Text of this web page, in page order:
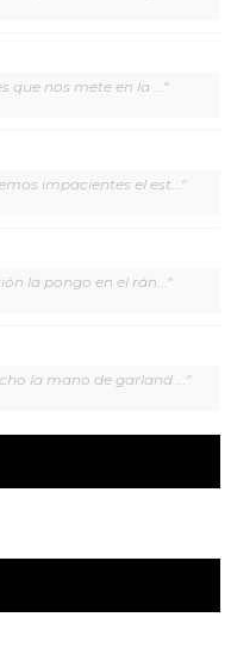
que nos mete en la ..."
impacientes el est..."
la pongo en el rán..."
la mano de garland ..."